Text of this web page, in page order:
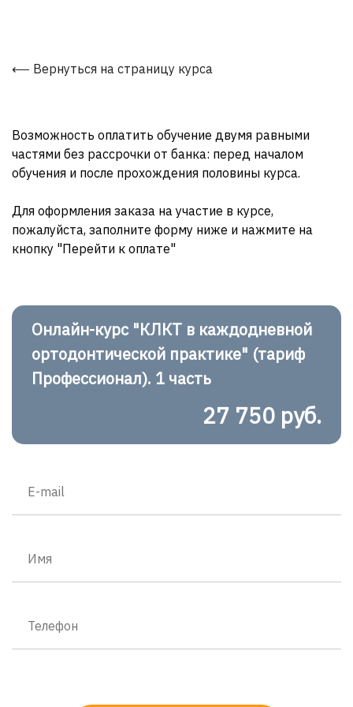
Вернуться на страницу курса
Возможность оплатить обучение двумя равными
частями без рассрочки от банка: перед началом
обучения и после прохождения половины курса.
Для оформления заказа на участие в курсе,
пожалуйста, заполните форму ниже и нажмите на
кнопку "Перейти к оплате"
Онлайн-курс "КЛКТ в каждодневной
ортодонтической практике" (тариф
Профессионал). 1 часть
27 750 руб.